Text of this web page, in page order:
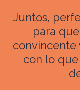
Juntos,
para
convincente
con lo